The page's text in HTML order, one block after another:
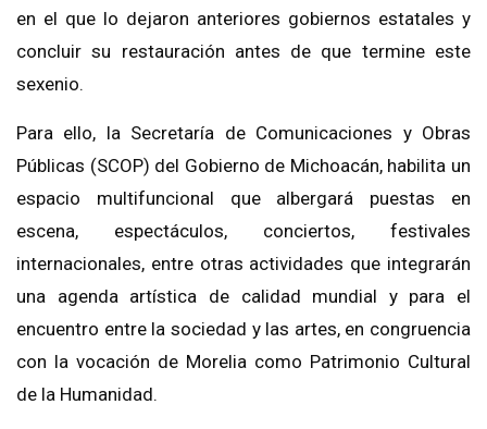
en el que lo dejaron anteriores gobiernos estatales y
concluir su restauración antes de que termine este
sexenio.
Para ello, la Secretaría de Comunicaciones y Obras
Públicas (SCOP) del Gobierno de Michoacán, habilita un
espacio multifuncional que albergará puestas en
escena, espectáculos, conciertos, festivales
internacionales, entre otras actividades que integrarán
una agenda artística de calidad mundial y para el
encuentro entre la sociedad y las artes, en congruencia
con la vocación de Morelia como Patrimonio Cultural
de la Humanidad.